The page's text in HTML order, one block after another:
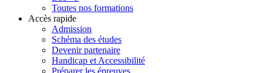
Toutes nos formations
Accès rapide
Admission
Schéma des études
Devenir partenaire
Handicap et Accessibilité
Préparer les épreuves